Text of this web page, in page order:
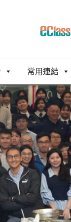
常用連結